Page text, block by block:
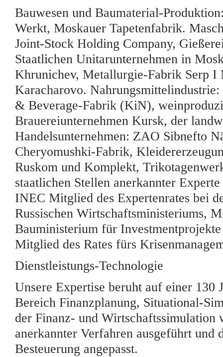
Bauwesen und Baumaterial-
Werkt, Moskauer Tapetenfabrik.
Joint-Stock Holding Company,
Staatlichen Unitarunternehmen in
Khrunichev, Metallurgie-Fabrik Serp
Karacharovo.
& Beverage-Fabrik (KiN),
Brauereiunternehmen Kursk, der
Handelsunternehmen: ZAO Sibnefto
Cheryomushki-Fabrik,
Ruskom und Komplekt,
staatlichen Stellen anerkannter
INEC Mitglied des Expertenrates bei
Russischen Wirtschaftsministeriums,
Bauministerium für
Mitglied des Rates fürs
Dienstleistungs-Technologie
Unsere Expertise beruht auf einer
Bereich Finanzplanung, Situational-
der Finanz- und
anerkannter Verfahren ausgeführt und
Besteuerung angepasst.